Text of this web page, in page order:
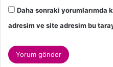
Daha sonraki yorumlarımda
adresim ve site adresim bu